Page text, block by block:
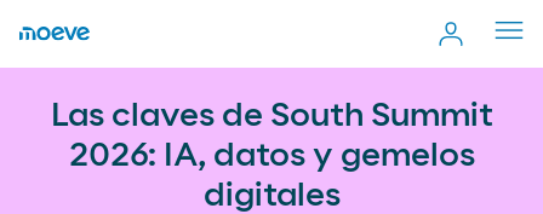
Las claves de South Summit
2026: IA, datos y gemelos
digitales
digitales